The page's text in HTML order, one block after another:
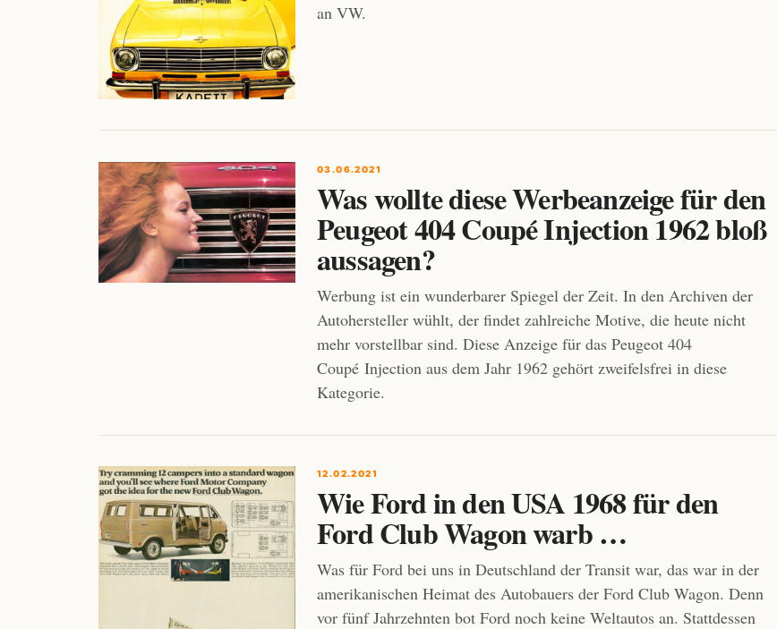
an VW.
03.06.2021
Was wollte diese Werbeanzeige für den
Peugeot 404 Coupé Injection 1962 bloß
aussagen?
Werbung ist ein wunderbarer Spiegel der Zeit. In den Archiven der
Autohersteller wühlt, der findet zahlreiche Motive, die heute nicht
mehr vorstellbar sind. Diese Anzeige für das Peugeot 404
Coupé Injection aus dem Jahr 1962 gehört zweifelsfrei in diese
Kategorie.
12.02.2021
Wie Ford in den USA 1968 für den
Ford Club Wagon warb …
Was für Ford bei uns in Deutschland der Transit war, das war in der
amerikanischen Heimat des Autobauers der Ford Club Wagon. Denn
vor fünf Jahrzehnten bot Ford noch keine Weltautos an. Stattdessen